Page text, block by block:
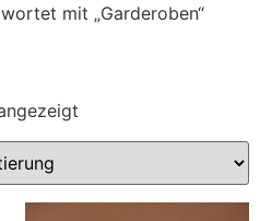
mit „Garderoben“